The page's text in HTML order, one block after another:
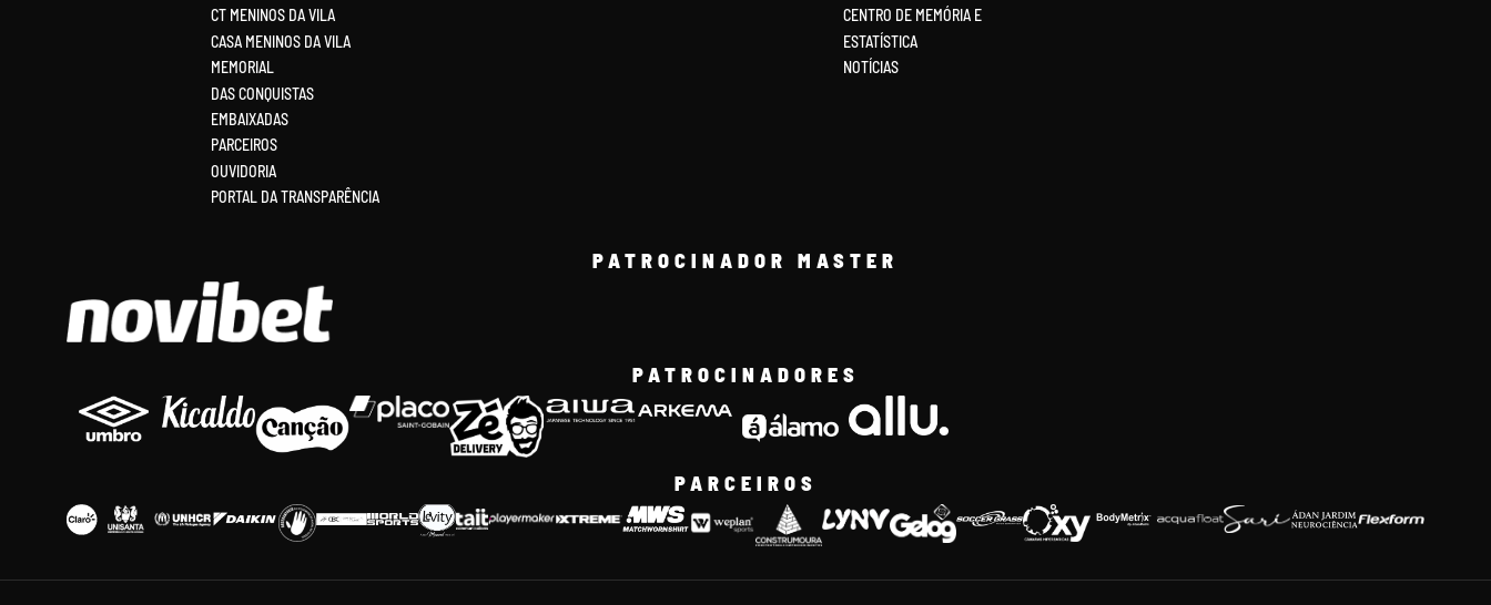
CT MENINOS DA VILA
CASA MENINOS DA VILA
MEMORIAL
DAS CONQUISTAS
EMBAIXADAS
PARCEIROS
OUVIDORIA
PORTAL DA TRANSPARÊNCIA
CENTRO DE MEMÓRIA E
ESTATÍSTICA
NOTÍCIAS
PATROCINADOR MASTER
PATROCINADORES
PARCEIROS